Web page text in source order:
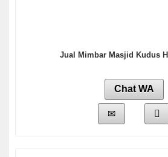
Jual Mimbar Masjid Kudus
Chat WA